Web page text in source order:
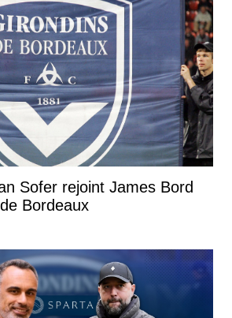
Sofer rejoint James Bord
Bordeaux